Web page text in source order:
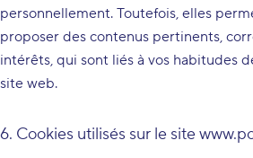
personnellement. Toutefois, elles
proposer des contenus pertinents,
intérêts, qui sont liés à vos habitudes
site web.
6. Cookies utilisés sur le site